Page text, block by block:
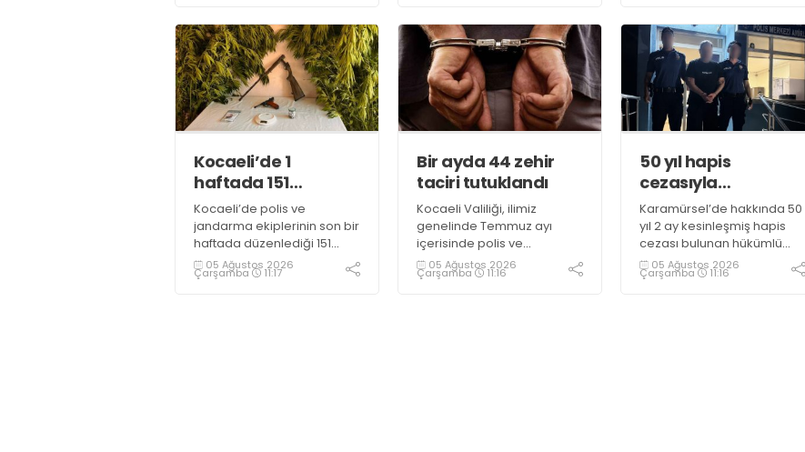
bulunan şahıs yakalandı
Kocaeli’de 1
haftada 151
uyuşturucu
operasyonu
Kocaeli’de polis ve
jandarma ekiplerinin son bir
haftada düzenlediği 151
uyuşturucu operasyonunda
161 şüpheli hakkında adli
05 Ağustos 2026
Çarşamba 11:17
Bir ayda 44 zehir
taciri tutuklandı
Kocaeli Valiliği, ilimiz
genelinde Temmuz ayı
içerisinde polis ve
jandarma ekiplerince
uyuşturucu ile mücadele
05 Ağustos 2026
Çarşamba 11:16
50 yıl hapis
cezasıyla
aranıyordu,
yakalandı
Karamürsel’de hakkında 50
yıl 2 ay kesinleşmiş hapis
cezası bulunan hükümlü
operasyonla gözaltına
alındı
05 Ağustos 2026
Çarşamba 11:16